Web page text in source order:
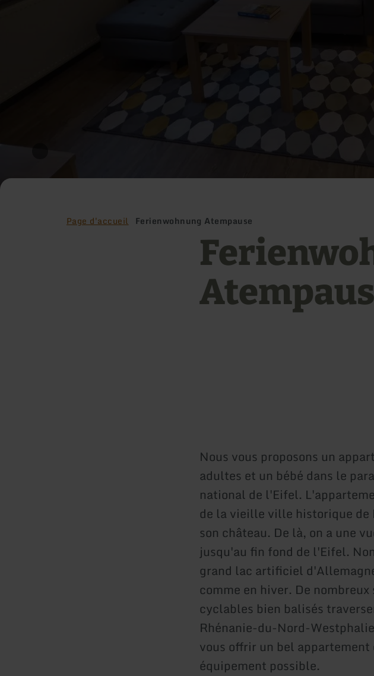
Page d'accueil Ferienwohnung Atempause
Nous vous proposons un
adultes et un bébé dans le
national de l'Eifel.
de la vieille ville historique de
son château. De là, on a une
jusqu'au fin fond de l'Eifel.
grand lac artificiel
comme en hiver. De
cyclables bien balisés
Rhénanie-du-Nord-
vous offrir un bel
équipement possible.